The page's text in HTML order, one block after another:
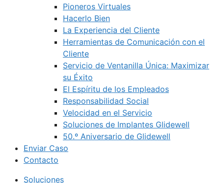
Pioneros Virtuales
Hacerlo Bien
La Experiencia del Cliente
Herramientas de Comunicación con el
Cliente
Servicio de Ventanilla Única: Maximizar
su Éxito
El Espíritu de los Empleados
Responsabilidad Social
Velocidad en el Servicio
Soluciones de Implantes Glidewell
50.º Aniversario de Glidewell
Enviar Caso
Contacto
Soluciones